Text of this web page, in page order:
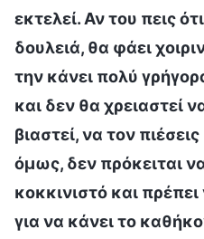
εκτελεί. Αν του πεις
δουλειά, θα φάει
την κάνει πολύ
και δεν θα χρειαστεί
βιαστεί, να τον
όμως, δεν πρόκειται
κοκκινιστό και
για να κάνει το